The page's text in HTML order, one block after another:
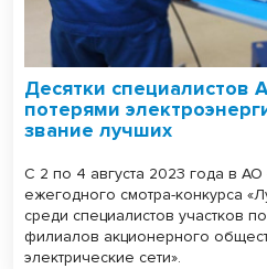
Десятки специалистов
потерями
звание лучших
С 2 по 4 августа 2023 года в
ежегодного смотра-конкурса
среди специалистов участков
филиалов акционерного
электрические сети».